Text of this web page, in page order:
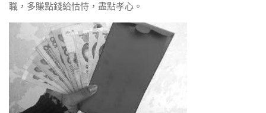
職，多賺點錢給怙恃，盡點孝心。